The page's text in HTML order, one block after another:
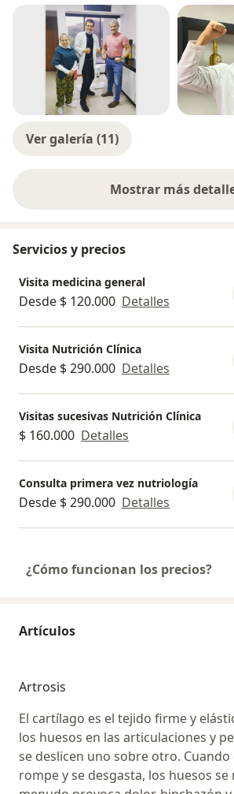
Ver galería (11)
Mostrar mássobre la
Servicios y precios
Visita medicina general
Desde $ 120.000 Detalles
Visita Nutrición Clínica
Desde $ 290.000 Detalles
Visitas sucesivas Nutrición Clínica
$ 160.000 Detalles
Consulta primera vez nutriología
Desde $ 290.000 Detalles
¿Cómo funcionan los precios?
Artículos
Artrosis
El cartílago es el tejido firme y
los huesos en las articulaciones y
se deslicen uno sobre otro.
rompe y se desgasta, los huesos se